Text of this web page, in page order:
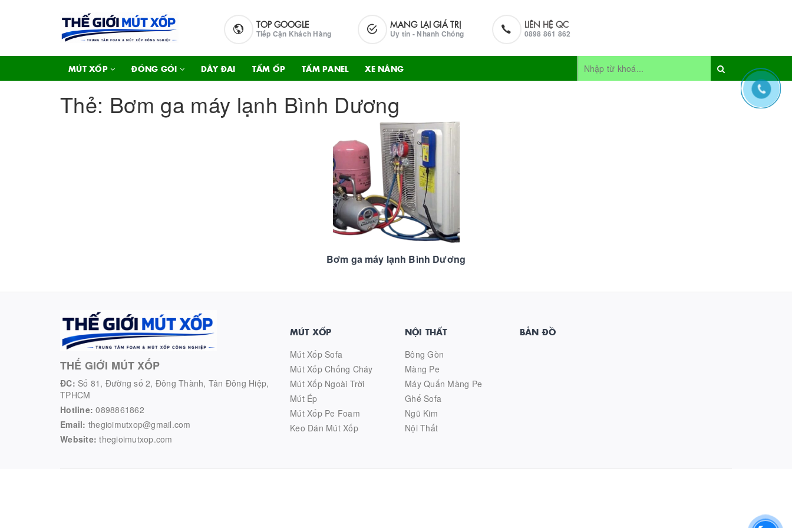
TOP GOOGLE
Tiếp Cận Khách Hàng
MANG LẠI GIÁ TRỊ
Uy tín - Nhanh Chóng
LIÊN HỆ QC
0898 861 862
MÚT XỐP ĐÓNG GÓI DÂY ĐAI TẤM ỐP TẤM PANEL XE NÂNG
Thẻ: Bơm ga máy lạnh Bình Dương
Bơm ga máy lạnh Bình Dương
THẾ GIỚI MÚT XỐP
ĐC: Số 81, Đường số 2, Đông Thành, Tân Đông Hiệp,
TPHCM
Hotline: 0898861862
Email: thegioimutxop@gmail.com
Website: thegioimutxop.com
MÚT XỐP
Mút Xốp Sofa
Mút Xốp Chống Cháy
Mút Xốp Ngoài Trời
Mút Ép
Mút Xốp Pe Foam
Keo Dán Mút Xốp
NỘI THẤT
Bông Gòn
Màng Pe
Máy Quấn Màng Pe
Ghế Sofa
Ngũ Kim
Nội Thất
BẢN ĐỒ